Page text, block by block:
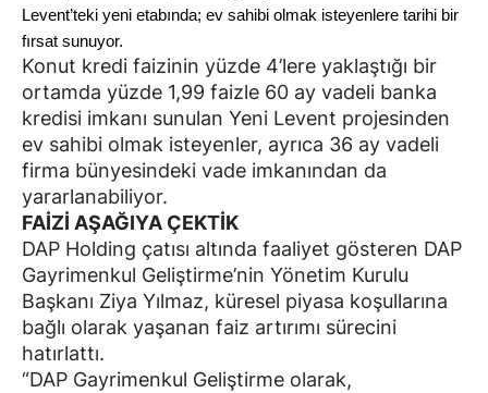
Levent’teki yeni etabında; ev sahibi olmak isteyenlere tarihi bir
fırsat sunuyor.
Konut kredi faizinin yüzde 4’lere yaklaştığı bir
ortamda yüzde 1,99 faizle 60 ay vadeli banka
kredisi imkanı sunulan Yeni Levent projesinden
ev sahibi olmak isteyenler, ayrıca 36 ay vadeli
firma bünyesindeki vade imkanından da
yararlanabiliyor.
FAİZİ AŞAĞIYA ÇEKTİK
DAP Holding çatısı altında faaliyet gösteren DAP
Gayrimenkul Geliştirme’nin Yönetim Kurulu
Başkanı Ziya Yılmaz, küresel piyasa koşullarına
bağlı olarak yaşanan faiz artırımı sürecini
hatırlattı.
“DAP Gayrimenkul Geliştirme olarak,